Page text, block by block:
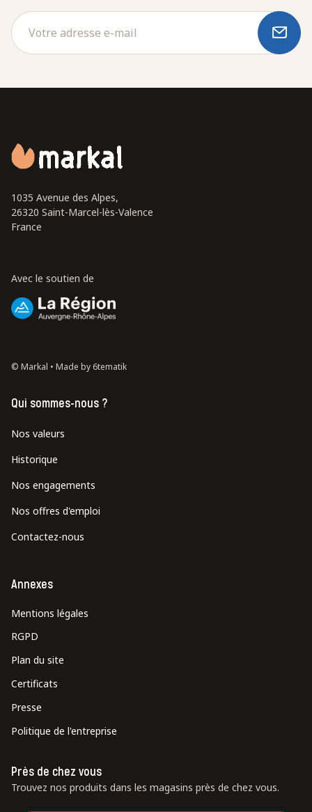
1035 Avenue des Alpes,
26320 Saint-Marcel-lès-Valence
France
Avec le soutien de
© Markal • Made by 6tematik
Qui sommes-nous ?
Nos valeurs
Historique
Nos engagements
Nos offres d'emploi
Contactez-nous
Annexes
Mentions légales
RGPD
Plan du site
Certificats
Presse
Politique de l'entreprise
Près de chez vous
Trouvez nos produits dans les magasins près de chez vous.